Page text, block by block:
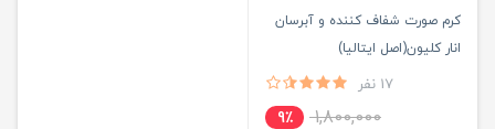
کرم صورت شفاف کننده و آبرسان
انار کلیون(اصل ایتالیا)
17 نفر
1,800,000 9٪